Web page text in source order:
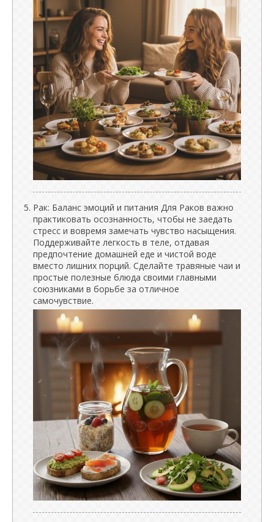
Рак: Баланс эмоций и питания Для Раков важно
практиковать осознанность, чтобы не заедать
стресс и вовремя замечать чувство насыщения.
Поддерживайте легкость в теле, отдавая
предпочтение домашней еде и чистой воде
вместо лишних порций. Сделайте травяные чаи и
простые полезные блюда своими главными
союзниками в борьбе за отличное
самочувствие.